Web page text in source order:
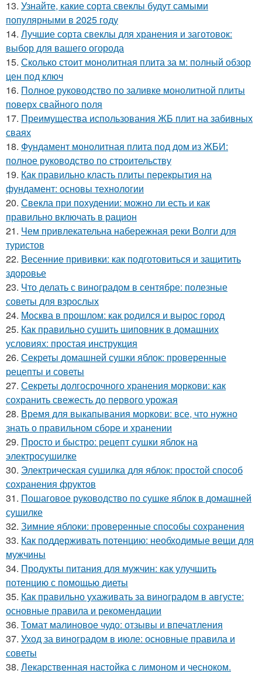
13. Узнайте, какие сорта свеклы будут самыми
популярными в 2025 году
14. Лучшие сорта свеклы для хранения и заготовок:
выбор для вашего огорода
15. Сколько стоит монолитная плита за м: полный обзор
цен под ключ
16. Полное руководство по заливке монолитной плиты
поверх свайного поля
17. Преимущества использования ЖБ плит на забивных
сваях
18. Фундамент монолитная плита под дом из ЖБИ:
полное руководство по строительству
19. Как правильно класть плиты перекрытия на
фундамент: основы технологии
20. Свекла при похудении: можно ли есть и как
правильно включать в рацион
21. Чем привлекательна набережная реки Волги для
туристов
22. Весенние прививки: как подготовиться и защитить
здоровье
23. Что делать с виноградом в сентябре: полезные
советы для взрослых
24. Москва в прошлом: как родился и вырос город
25. Как правильно сушить шиповник в домашних
условиях: простая инструкция
26. Секреты домашней сушки яблок: проверенные
рецепты и советы
27. Секреты долгосрочного хранения моркови: как
сохранить свежесть до первого урожая
28. Время для выкапывания моркови: все, что нужно
знать о правильном сборе и хранении
29. Просто и быстро: рецепт сушки яблок на
электросушилке
30. Электрическая сушилка для яблок: простой способ
сохранения фруктов
31. Пошаговое руководство по сушке яблок в домашней
сушилке
32. Зимние яблоки: проверенные способы сохранения
33. Как поддерживать потенцию: необходимые вещи для
мужчины
34. Продукты питания для мужчин: как улучшить
потенцию с помощью диеты
35. Как правильно ухаживать за виноградом в августе:
основные правила и рекомендации
36. Томат малиновое чудо: отзывы и впечатления
37. Уход за виноградом в июле: основные правила и
советы
38. Лекарственная настойка с лимоном и чесноком.